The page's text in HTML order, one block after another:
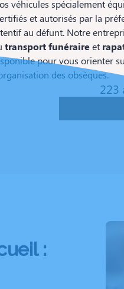
véhicules spécialement
et autorisés par la
au défunt. Notre
transport funéraireet
pour vous orienter
des obsèques.
223
: